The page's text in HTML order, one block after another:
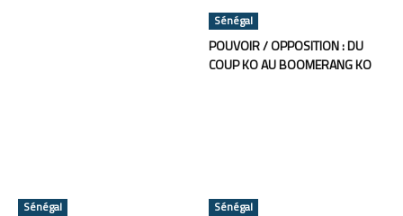
Sénégal
POUVOIR / OPPOSITION : DU
COUP KO AU BOOMERANG KO
Sénégal Sénégal